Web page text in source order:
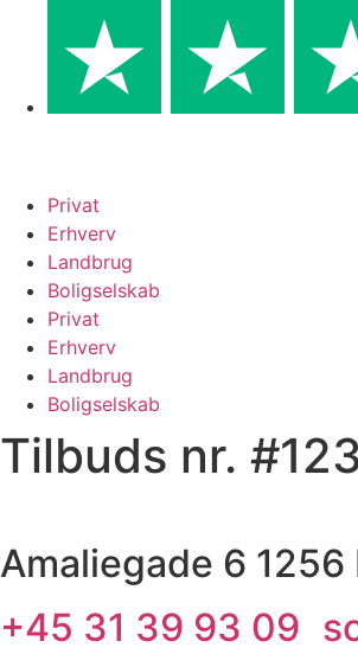
Privat
Erhverv
Landbrug
Boligselskab
Privat
Erhverv
Landbrug
Boligselskab
Tilbuds nr.
Amaliegade 6 1256
+45 31 39 93 09